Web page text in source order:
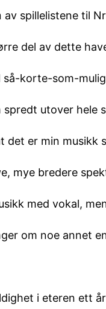
av spillelistene til
del av dette
korte-som-
utover hele
er min
mye bredere
med vokal,
om noe annet
i eteren ett